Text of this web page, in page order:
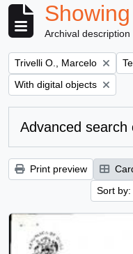
Archival description
Remove filter:
Trivelli O., Marcelo
Remove filter:
With digital objects
Advanced search
Print preview
Sort